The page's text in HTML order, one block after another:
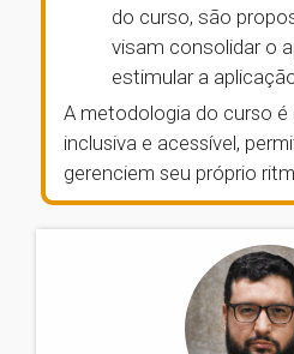
do curso, são
visam consolidar o
estimular a
A metodologia do curso é
inclusiva e acessível,
gerenciem seu próprio